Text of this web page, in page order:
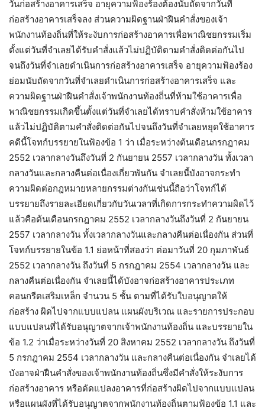
วันก่อสร้างอาคารเสร็จ อายุความฟ้องร้องต้องนับถัดจากวันที่
ก่อสร้างอาคารเสร็จลง ส่วนความผิดฐานฝ่าฝืนคำสั่งของเจ้า
พนักงานท้องถิ่นที่ให้ระงับการก่อสร้างอาคารเพื่อพาณิชยกรรมเริ่ม
ตั้งแต่วันที่จำเลยได้รับคำสั่งแล้วไม่ปฏิบัติตามคำสั่งติดต่อกันไป
จนถึงวันที่จำเลยดำเนินการก่อสร้างอาคารเสร็จ อายุความฟ้องร้อง
ย่อมนับถัดจากวันที่จำเลยดำเนินการก่อสร้างอาคารเสร็จ และ
ความผิดฐานฝ่าฝืนคำสั่งเจ้าพนักงานท้องถิ่นที่ห้ามใช้อาคารเพื่อ
พาณิชยกรรมเกิดขึ้นตั้งแต่วันที่จำเลยได้ทราบคำสั่งห้ามใช้อาคาร
แล้วไม่ปฏิบัติตามคำสั่งติดต่อกันไปจนถึงวันที่จำเลยหยุดใช้อาคาร
คดีนี้โจทก์บรรยายในฟ้องข้อ 1 ว่า เมื่อระหว่างต้นเดือนกรกฎาคม
2552 เวลากลางวันถึงวันที่ 2 กันยายน 2557 เวลากลางวัน ทั้งเวลา
กลางวันและกลางคืนต่อเนื่องเกี่ยวพันกัน จำเลยนี้บังอาจกระทำ
ความผิดต่อกฎหมายหลายกรรมต่างกันเช่นนี้ถือว่าโจทก์ได้
บรรยายถึงรายละเอียดเกี่ยวกับวันเวลาที่เกิดการกระทำความผิดไว้
แล้วคือต้นเดือนกรกฎาคม 2552 เวลากลางวันถึงวันที่ 2 กันยายน
2557 เวลากลางวัน ทั้งเวลากลางวันและกลางคืนต่อเนื่องกัน ส่วนที่
โจทก์บรรยายในข้อ 1.1 ย่อหน้าที่สองว่า ต่อมาวันที่ 20 กุมภาพันธ์
2552 เวลากลางวัน ถึงวันที่ 5 กรกฎาคม 2554 เวลากลางวัน และ
กลางคืนต่อเนื่องกัน จำเลยนี้ได้บังอาจก่อสร้างอาคารประเภท
คอนกรีตเสริมเหล็ก จำนวน 5 ชั้น ตามที่ได้รับใบอนุญาตให้
ก่อสร้าง ผิดไปจากแบบแปลน แผนผังบริเวณ และรายการประกอบ
แบบแปลนที่ได้รับอนุญาตจากเจ้าพนักงานท้องถิ่น และบรรยายใน
ข้อ 1.2 ว่าเมื่อระหว่างวันที่ 20 สิงหาคม 2552 เวลากลางวัน ถึงวันที่
5 กรกฎาคม 2554 เวลากลางวัน และกลางคืนต่อเนื่องกัน จำเลยได้
บังอาจฝ่าฝืนคำสั่งของเจ้าพนักงานท้องถิ่นซึ่งมีคำสั่งให้ระงับการ
ก่อสร้างอาคาร หรือดัดแปลงอาคารที่ก่อสร้างผิดไปจากแบบแปลน
หรือแผนผังที่ได้รับอนุญาตจากพนักงานท้องถิ่นตามฟ้องข้อ 1.1 และ